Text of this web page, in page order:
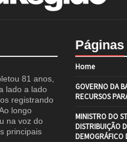
81 anos,
lado a lado
registrando
longo
na voz do
principais
Páginas
Home
GOVERNO DA
RECURSOS
MINISTRO DO
DISTRIBUIÇÃO
DEMOGRÁFICO